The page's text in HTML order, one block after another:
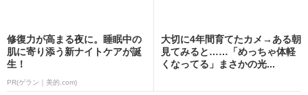
修復力が高まる夜に。睡眠中の
肌に寄り添う新ナイトケアが誕
生！
PR(ゲラン｜美的.com)
大切に4年間育てたカメ→ある朝
見てみると……「めっちゃ体軽
くなってる」まさかの光...